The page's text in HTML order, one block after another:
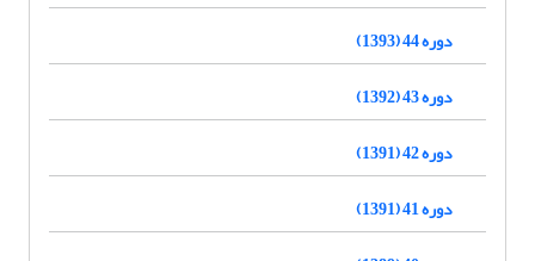
دوره 44 (1393)
دوره 43 (1392)
دوره 42 (1391)
دوره 41 (1391)